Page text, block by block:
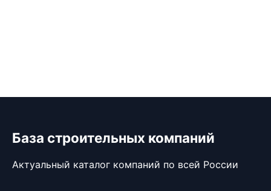
База строительных компаний
Актуальный каталог компаний по всей России